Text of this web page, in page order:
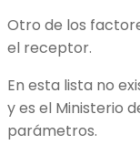
Otro de los
el receptor.
En esta lista no
y es el Ministerio
parámetros.